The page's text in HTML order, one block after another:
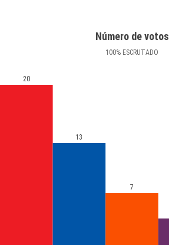
Número de votos
100% ESCRUTADO
20
13
7